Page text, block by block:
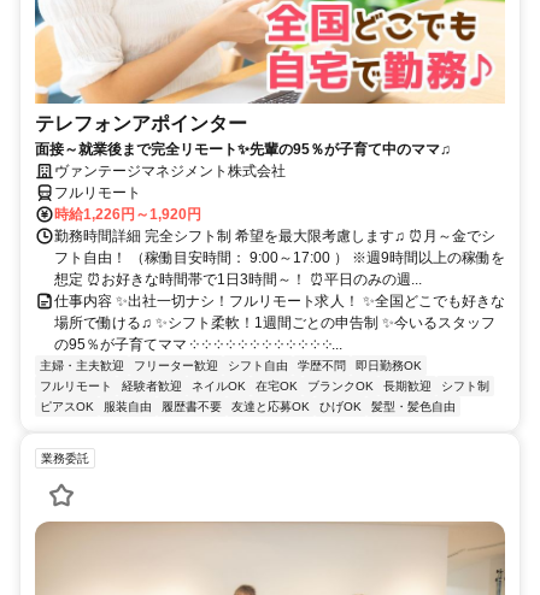
テレフォンアポインター
面接～就業後まで完全リモート✨先輩の95％が子育て中のママ♫
ヴァンテージマネジメント株式会社
フルリモート
時給1,226円～1,920円
勤務時間詳細 完全シフト制 希望を最大限考慮します♫ ⏰月～金でシ
フト自由！ （稼働目安時間： 9:00～17:00 ） ※週9時間以上の稼働を
想定 ⏰お好きな時間帯で1日3時間～！ ⏰平日のみの週...
仕事内容 ✨出社一切ナシ！フルリモート求人！ ✨全国どこでも好きな
場所で働ける♫ ✨シフト柔軟！1週間ごとの申告制 ✨今いるスタッフ
の95％が子育てママ ༶ ༶ ༶ ༶ ༶ ༶ ༶ ༶ ༶ ༶ ༶ ༶...
主婦・主夫歓迎 フリーター歓迎 シフト自由 学歴不問
即日勤務OK
フルリモート
経験者歓迎 ネイルOK 在宅OK ブランクOK 長期歓迎
シフト制
ピアスOK
服装自由 履歴書不要 友達と応募OK ひげOK 髪型・髪色自由
業務委託